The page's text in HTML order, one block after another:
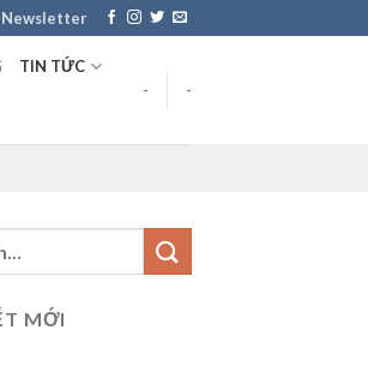
Newsletter
TIN TỨC
- -
MỚI